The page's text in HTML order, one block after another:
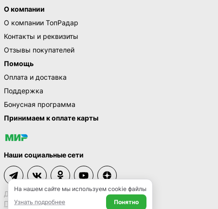
О компании
О компании ТопРадар
Контакты и реквизиты
Отзывы покупателей
Помощь
Оплата и доставка
Поддержка
Бонусная программа
Принимаем к оплате карты
Наши социальные сети
Договор-оферта
Политика конфиденциальности
На нашем сайте мы используем cookie файлы
Узнать подробнее
Понятно